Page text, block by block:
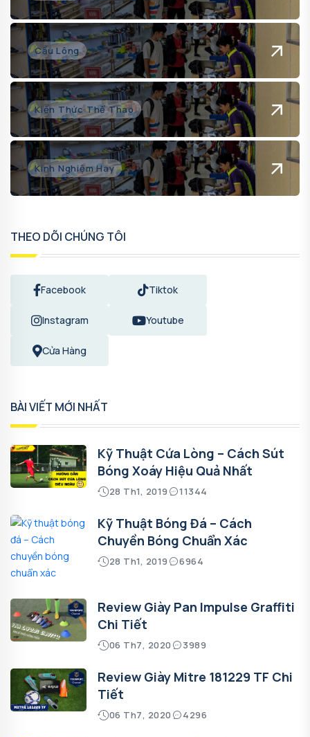
Cầu Lông
Kiến Thức Thể Thao
Kinh Nghiệm Hay
THEO DÕI CHÚNG TÔI
Facebook Tiktok
Instagram Youtube
Cửa Hàng
BÀI VIẾT MỚI NHẤT
Kỹ Thuật Cứa Lòng – Cách Sút
Bóng Xoáy Hiệu Quả Nhất
28 Th1, 2019 11344
Kỹ Thuật Bóng Đá – Cách
Chuyền Bóng Chuẩn Xác
28 Th1, 2019 6964
Review Giày Pan Impulse Graffiti
Chi Tiết
06 Th7, 2020 3989
Review Giày Mitre 181229 TF Chi
Tiết
06 Th7, 2020 4296